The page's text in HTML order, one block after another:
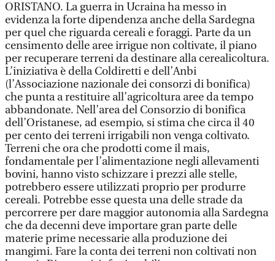
ORISTANO. La guerra in Ucraina ha messo in
evidenza la forte dipendenza anche della Sardegna
per quel che riguarda cereali e foraggi. Parte da un
censimento delle aree irrigue non coltivate, il piano
per recuperare terreni da destinare alla cerealicoltura.
L’iniziativa è della Coldiretti e dell’Anbi
(l’Associazione nazionale dei consorzi di bonifica)
che punta a restituire all’agricoltura aree da tempo
abbandonate. Nell’area del Consorzio di bonifica
dell’Oristanese, ad esempio, si stima che circa il 40
per cento dei terreni irrigabili non venga coltivato.
Terreni che ora che prodotti come il mais,
fondamentale per l’alimentazione negli allevamenti
bovini, hanno visto schizzare i prezzi alle stelle,
potrebbero essere utilizzati proprio per produrre
cereali. Potrebbe esse questa una delle strade da
percorrere per dare maggior autonomia alla Sardegna
che da decenni deve importare gran parte delle
materie prime necessarie alla produzione dei
mangimi. Fare la conta dei terreni non coltivati non